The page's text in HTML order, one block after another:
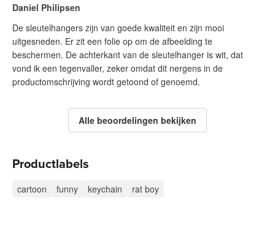
Daniel Philipsen
De sleutelhangers zijn van goede kwaliteit en zijn mooi
uitgesneden. Er zit een folie op om de afbeelding te
beschermen. De achterkant van de sleutelhanger is wit, dat
vond ik een tegenvaller, zeker omdat dit nergens in de
productomschrijving wordt getoond of genoemd.
Alle beoordelingen bekijken
Productlabels
cartoon funny keychain rat boy